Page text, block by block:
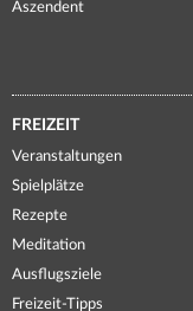
Aszendent
FREIZEIT
Veranstaltungen
Spielplätze
Rezepte
Meditation
Ausflugsziele
Freizeit-Tipps